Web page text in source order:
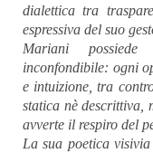
dialettica tra
espressiva del suo
Mariani
inconfondibile: ogni
e intuizione, tra
statica nè
avverte il respiro del
La sua poetica